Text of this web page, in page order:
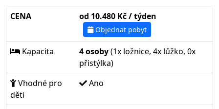
CENA od 10.480 Kč / týden
Objednat pobyt
Kapacita 4 osoby(1x ložnice, 4x lůžko, 0x
přistýlka)
Vhodné pro
děti
Ano